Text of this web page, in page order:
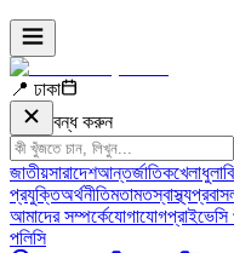
📍 ঢাকা
বন্ধ করুন
জাতীয়সারাদেশআন্তর্জাতিকখেলাধুলা
প্রযুক্তিঅর্থনীতিমতামতস্বাস্থ্যপ্রবাস
আমাদের সম্পর্কেযোগাযোগপ্রাইভেসি
পলিসি